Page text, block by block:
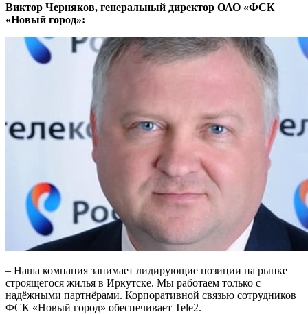
Виктор Черняков, генеральный директор ОАО «ФСК
«Новый город»:
– Наша компания занимает лидирующие позиции на рынке
строящегося жилья в Иркутске. Мы работаем только с
надёжными парт­нёрами. Корпоративной связью сотрудников
ФСК «Новый город» обеспечивает Tele2.